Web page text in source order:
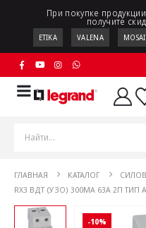
При покупке
получите
ETIKA VALENA
ГЛАВНАЯ КАТАЛОГ
RX3 ВДТ (УЗО) 300МА 63А 2П ТИП
-10%